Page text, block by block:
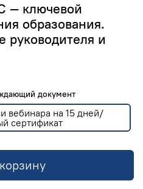
— ключевой
образования.
руководителя и
документ
вебинара на 15 дней/
сертификат